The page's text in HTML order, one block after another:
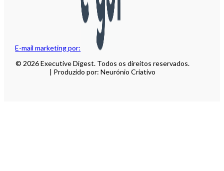
E-mail marketing por:
© 2026 Executive Digest. Todos os direitos reservados.
| Produzido por: Neurónio Criativo